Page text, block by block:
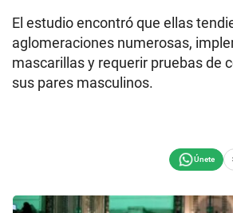
El estudio encontró que ellas
aglomeraciones numerosas,
mascarillas y requerir pruebas de
sus pares masculinos.